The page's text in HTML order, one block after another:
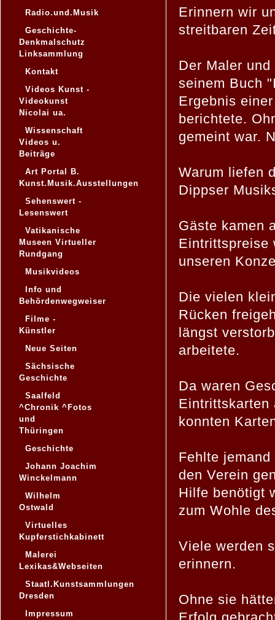
Radio.und.Musik
Geschichte-
Denkmalschutz
Linksammlung
Kontakt
Videos Kunst -
Videokunst
Nicolai ua.
Wissenschaft
Videos u.
Beiträge
Art Portal B.
Kunst.Musik.Ausstellungen
Sehenswert -
Lesenswert
Vatikanische
Museen Virtueller
Rundgang
Musikvideos
Info und
Behördenwegweiser
Filme -
Künstler
Neue Seiten
Sächsische
Geschichte
Saalfeld
^Chronik ^Fotos
und
Thüringen
Geschichte
Johann Joachim
Winckelmann
Wilhelm
Ostwald
Virtuelles
Kupferstichkabinett
Malerei
Lexikas&Webseiten
Staatl.Kunstsammlungen
Dresden
Impressum
Erinnern wir
streitbaren
Der Maler
seinem Buch
Ergebnis
berichtete.
gemeint war.
Warum liefen
Dippser
Gäste kamen
Eintrittspreise
unseren
Die vielen
Rücken
längst
arbeitete.
Da waren
Eintrittskarten
konnten
Fehlte
den Verein
Hilfe benötigt
zum Wohle
Viele werden
erinnern.
Ohne sie